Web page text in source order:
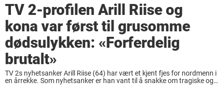
TV 2-profilen Arill Riise og
kona var først til grusomme
dødsulykken: «Forferdelig
brutalt»
TV 2s nyhetsanker Arill Riise (64) har vært et kjent fjes for nordmenn i
en årrekke. Som nyhetsanker er han vant til å snakke om tragiske og